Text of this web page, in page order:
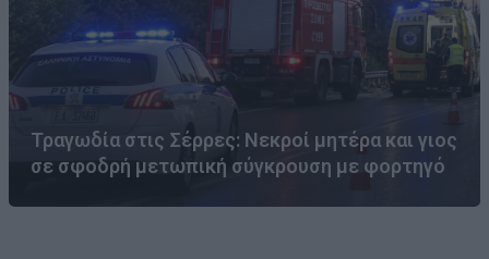
Τραγωδία στις Σέρρες: Νεκροί μητέρα και γιος
σε σφοδρή μετωπική σύγκρουση με φορτηγό